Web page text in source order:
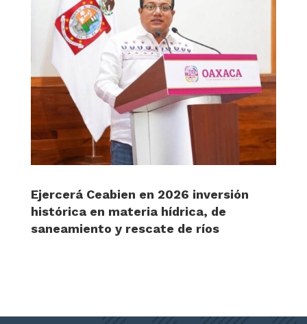
Ejercerá Ceabien en 2026 inversión
histórica en materia hídrica, de
saneamiento y rescate de ríos